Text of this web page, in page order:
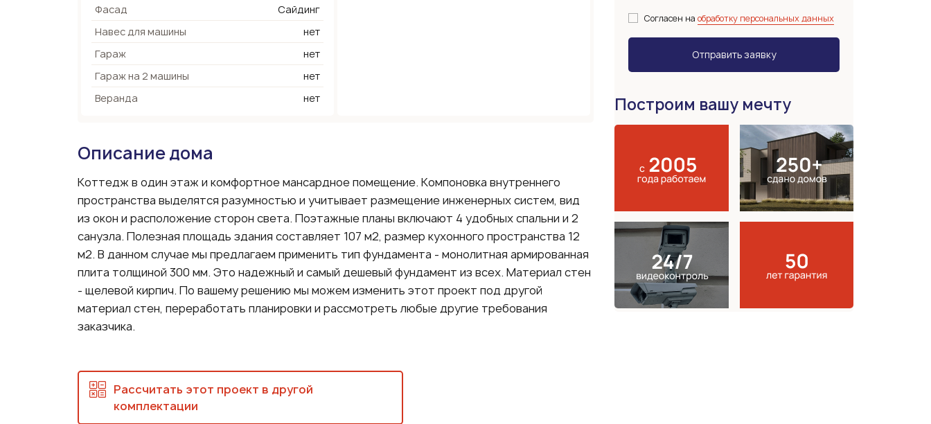
Фасад
Сайдинг
Навес для машины
нет
Гараж
нет
Гараж на 2 машины
нет
Веранда
нет
Описание дома
Коттедж в один этаж и комфортное мансардное помещение. Компоновка внутреннего
пространства выделятся разумностью и учитывает размещение инженерных систем, вид
из окон и расположение сторон света. Поэтажные планы включают 4 удобных спальни и 2
санузла. Полезная площадь здания составляет 107 м2, размер кухонного пространства 12
м2. В данном случае мы предлагаем применить тип фундамента - монолитная армированная
плита толщиной 300 мм. Это надежный и самый дешевый фундамент из всех. Материал стен
- щелевой кирпич. По вашему решению мы можем изменить этот проект под другой
материал стен, переработать планировки и рассмотреть любые другие требования
заказчика.
Согласен на обработку персональных данных
Построим вашу мечту
Рассчитать этот проект в другой
комплектации